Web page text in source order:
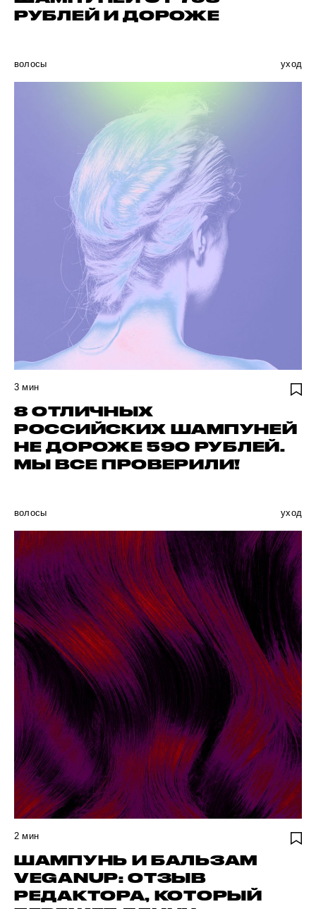
РУБЛЕЙ И ДОРОЖЕ
волосы уход
3 мин
8 ОТЛИЧНЫХ
РОССИЙСКИХ ШАМПУНЕЙ
НЕ ДОРОЖЕ 590 РУБЛЕЙ.
МЫ ВСЕ ПРОВЕРИЛИ!
волосы уход
2 мин
ШАМПУНЬ И БАЛЬЗАМ
VEGANUP: ОТЗЫВ
РЕДАКТОРА, КОТОРЫЙ